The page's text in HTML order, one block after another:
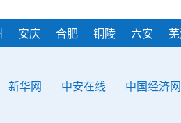
安庆 合肥 铜陵 六安
新华网 中安在线 中国经济网